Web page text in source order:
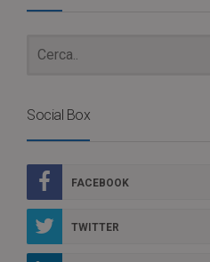
Social Box
FACEBOOK
TWITTER